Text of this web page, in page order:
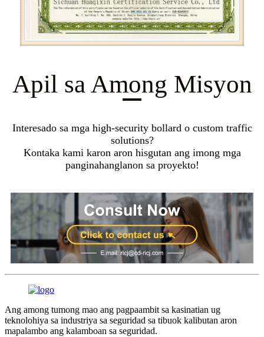
Apil sa Among Misyon
Interesado sa mga high-security bollard o custom traffic
solutions?
Kontaka kami karon aron hisgutan ang imong mga
panginahanglanon sa proyekto!
Ang among tumong mao ang pagpaambit sa kasinatian ug
teknolohiya sa industriya sa seguridad sa tibuok kalibutan aron
mapalambo ang kalamboan sa seguridad.